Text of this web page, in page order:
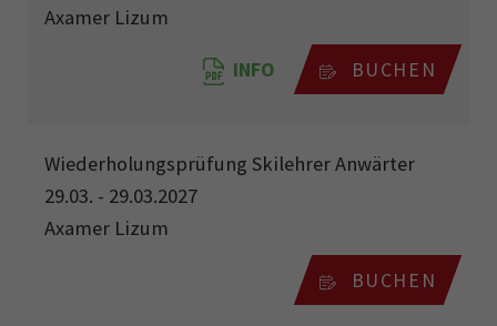
Axamer Lizum
INFO BUCHEN
Wiederholungsprüfung Skilehrer Anwärter
29.03. - 29.03.2027
Axamer Lizum
BUCHEN